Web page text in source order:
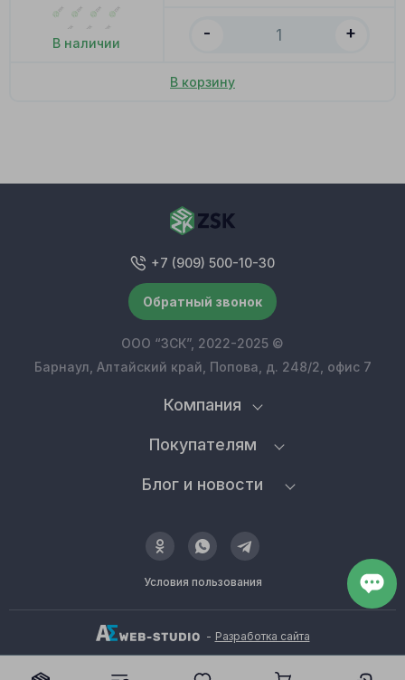
В наличии
- +
В корзину
Условия пользования
Компания
Покупателям
Блог и новости
+7 (909) 500-10-30
Обратный звонок
ООО “ЗСК”, 2022-2025 ©
Барнаул, Алтайский край, Попова, д. 248/2, офис 7
- Разработка сайта